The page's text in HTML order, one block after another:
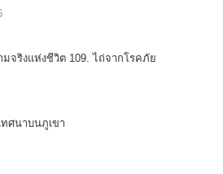
มจริงแห่งชีวิต 109. ไถ่จากโรคภัย
ศนาบนภูเขา